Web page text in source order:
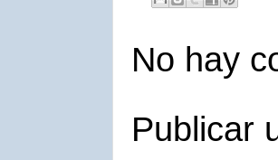
No hay
Publicar